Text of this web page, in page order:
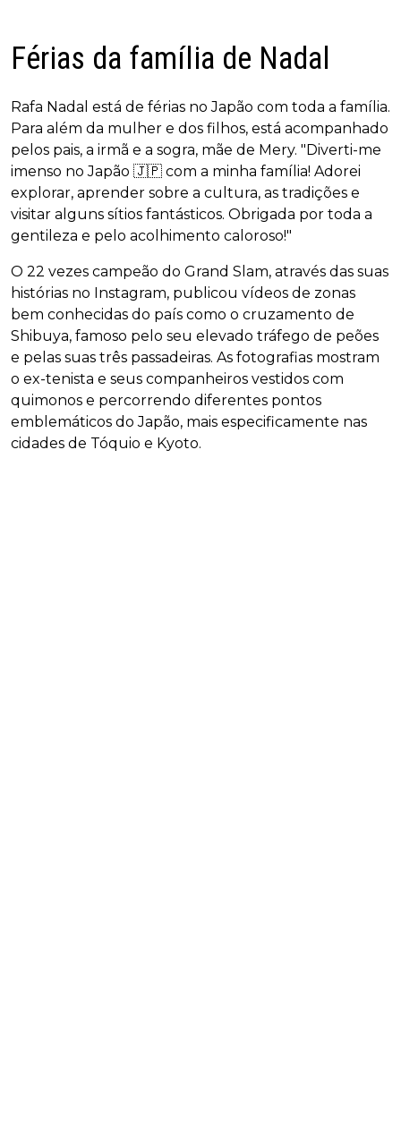
Férias da família de Nadal
Rafa Nadal está de férias no Japão com toda a família.
Para além da mulher e dos filhos, está acompanhado
pelos pais, a irmã e a sogra, mãe de Mery. "Diverti-me
imenso no Japão 🇯🇵 com a minha família! Adorei
explorar, aprender sobre a cultura, as tradições e
visitar alguns sítios fantásticos. Obrigada por toda a
gentileza e pelo acolhimento caloroso!"
O 22 vezes campeão do Grand Slam, através das suas
histórias no Instagram, publicou vídeos de zonas
bem conhecidas do país como o cruzamento de
Shibuya, famoso pelo seu elevado tráfego de peões
e pelas suas três passadeiras. As fotografias mostram
o ex-tenista e seus companheiros vestidos com
quimonos e percorrendo diferentes pontos
emblemáticos do Japão, mais especificamente nas
cidades de Tóquio e Kyoto.